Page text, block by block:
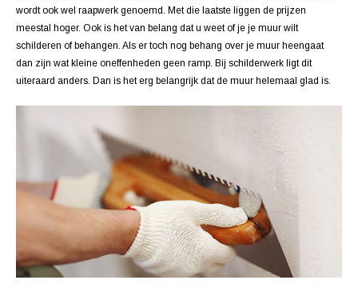
wordt ook wel raapwerk genoemd. Met die laatste liggen de prijzen
meestal hoger. Ook is het van belang dat u weet of je je muur wilt
schilderen of behangen. Als er toch nog behang over je muur heengaat
dan zijn wat kleine oneffenheden geen ramp. Bij schilderwerk ligt dit
uiteraard anders. Dan is het erg belangrijk dat de muur helemaal glad is.